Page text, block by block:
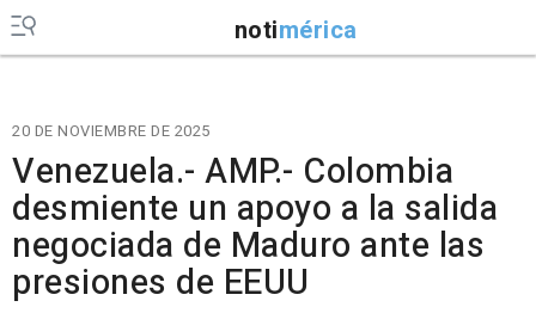
notimérica
20 DE NOVIEMBRE DE 2025
Venezuela.- AMP.- Colombia
desmiente un apoyo a la salida
negociada de Maduro ante las
presiones de EEUU